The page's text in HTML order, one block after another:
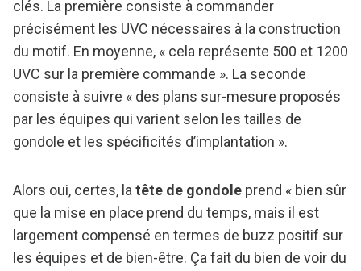
clés. La première consiste à commander
précisément les UVC nécessaires à la construction
du motif. En moyenne, « cela représente 500 et 1200
UVC sur la première commande ». La seconde
consiste à suivre « des plans sur-mesure proposés
par les équipes qui varient selon les tailles de
gondole et les spécificités d’implantation ».
Alors oui, certes, latête de gondole prend « bien sûr
que la mise en place prend du temps, mais il est
largement compensé en termes de buzz positif sur
les équipes et de bien-être. Ça fait du bien de voir du